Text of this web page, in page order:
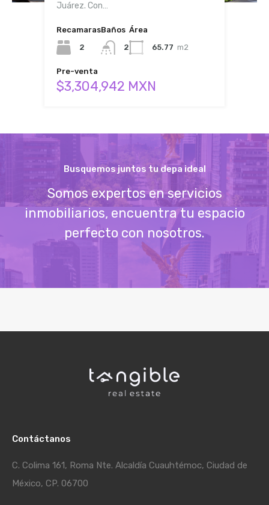
Juárez. Con…
Recamaras
2
Baños
2
Área
65.77 m2
Pre-venta
$3,304,942 MXN
Busquemos juntos tu depa ideal
Somos expertos en servicios
inmobiliarios, encuentra tu espacio
perfecto con nosotros.
Contáctanos
C. Colima 161, Roma Nte. Alcaldía Cuauhtémoc, Ciudad de
México, CP. 06700